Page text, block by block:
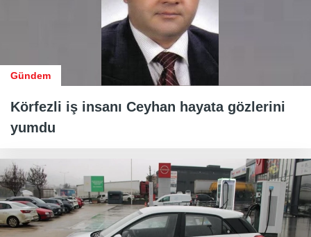
Gündem
Körfezli iş insanı Ceyhan hayata gözlerini
yumdu